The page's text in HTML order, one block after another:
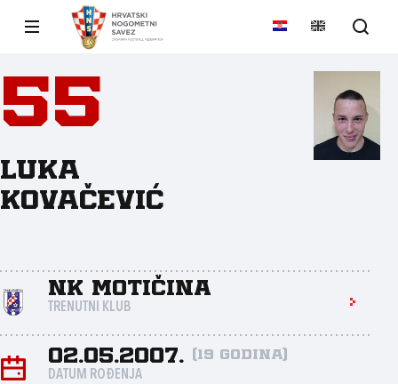
55
Luka
Kovačević
NK Motičina
TRENUTNI KLUB
02.05.2007. (19 godina)
DATUM ROĐENJA